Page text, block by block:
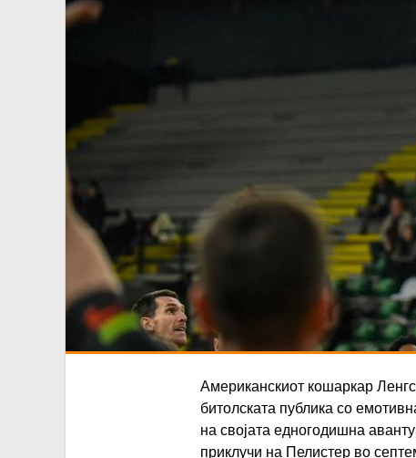
Американскиот кошаркар
битолската публика со
на својата едногодишна
приклучи на Пелистер во